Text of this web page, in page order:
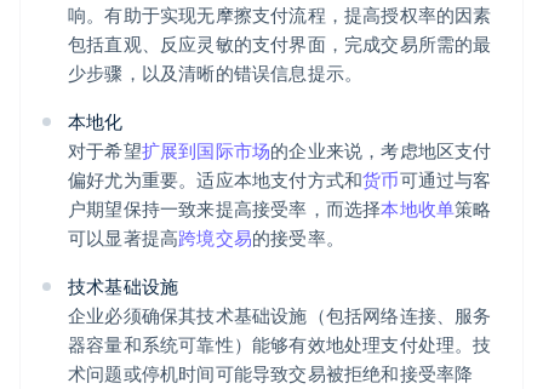
响。有助于实现无摩擦支付流程，提高授权率的因素
包括直观、反应灵敏的支付界面，完成交易所需的最
少步骤，以及清晰的错误信息提示。
本地化
对于希望扩展到国际市场的企业来说，考虑地区支付
偏好尤为重要。适应本地支付方式和货币可通过与客
户期望保持一致来提高接受率，而选择本地收单策略
可以显著提高跨境交易的接受率。
技术基础设施
企业必须确保其技术基础设施（包括网络连接、服务
器容量和系统可靠性）能够有效地处理支付处理。技
术问题或停机时间可能导致交易被拒绝和接受率降